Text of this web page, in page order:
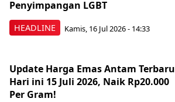
HEADLINE
Penyimpangan LGBT
Kamis, 16 Jul 2026 - 14:33
Update Harga Emas Antam Terbaru
Hari ini 15 Juli 2026, Naik Rp20.000
Per Gram!